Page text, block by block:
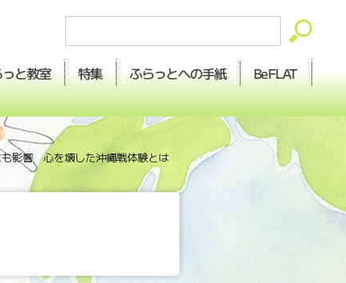
と教室 特集 ふらっとへの手紙 BeFLAT
影響 心を壊した沖縄戦体験とは